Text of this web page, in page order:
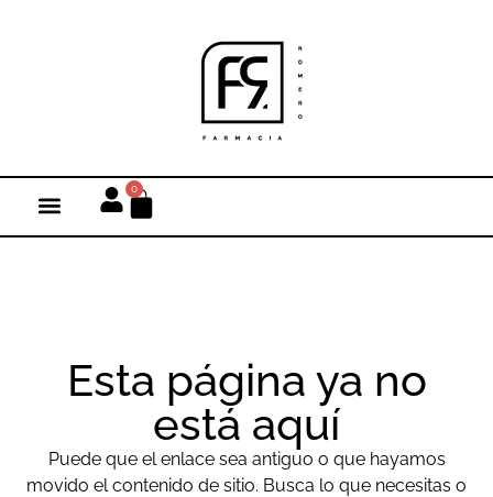
0
Esta página ya no
está aquí
Puede que el enlace sea antiguo o que hayamos
movido el contenido de sitio. Busca lo que necesitas o